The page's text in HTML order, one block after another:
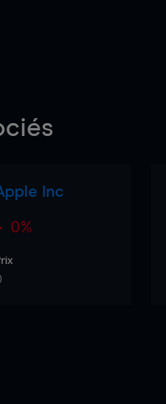
Inc
0%